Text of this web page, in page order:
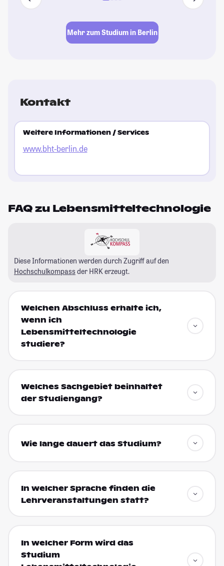
Mehr zum Studium in Berlin
Kontakt
Weitere Informationen / Services
www.bht-berlin.de
FAQ zu Lebensmitteltechnologie
Diese Informationen werden durch Zugriff auf den
Hochschulkompass der HRK erzeugt.
Welchen Abschluss erhalte ich,
wenn ich
Lebensmitteltechnologie
studiere?
Welches Sachgebiet beinhaltet
der Studiengang?
Wie lange dauert das Studium?
In welcher Sprache finden die
Lehrveranstaltungen statt?
In welcher Form wird das
Studium